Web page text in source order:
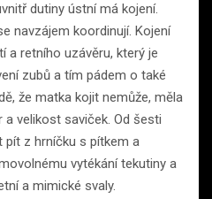
dutiny ústní má kojení.
navzájem koordinují. Kojení
a retního uzávěru, který je
zubů a tím pádem o také
že matka kojit nemůže, měla
a velikost saviček. Od šesti
pít z hrníčku s pítkem a
vytékání tekutiny a
a mimické svaly.